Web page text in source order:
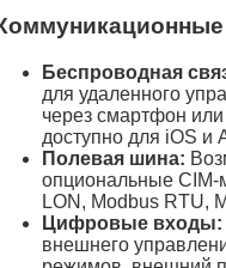
Беспроводная
для удаленного
через смартфон
доступно для iOS и
Полевая шина:
опциональные CIM-
LON, Modbus RTU,
Цифровые входы:
внешнего